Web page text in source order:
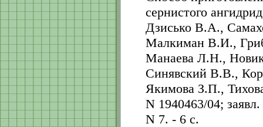
сернистого
Дзисько В.А.,
Малкиман В.И.,
Манаева Л.Н.,
Синявский В.В.,
Якимова З.П.,
N 1940463/04;
N 7. - 6 с.